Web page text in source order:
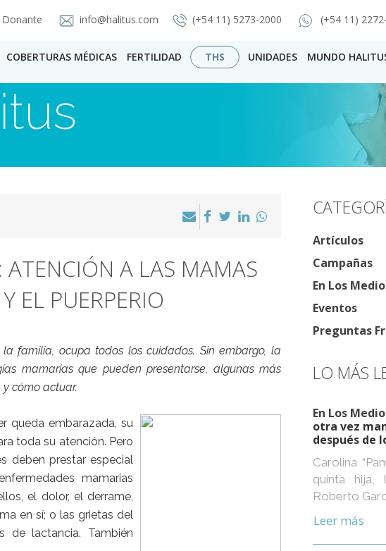
Donante info@halitus.com (+54 11) 5273-2000 (+54 11)
COBERTURAS MÉDICAS FERTILIDAD THS UNIDADES MUNDO
A LAS MAMAS
EL PUERPERIO
familia, ocupa todos los cuidados. Sin embargo, la
mamarias que pueden presentarse, algunas más
cómo actuar.
queda embarazada, su
toda su atención. Pero
deben prestar especial
mamarias
el dolor, el derrame,
en sí; o las grietas del
de lactancia. También
Artículos
Campañas
En Los
Eventos
Preguntas
LO MÁS
En Los
otra vez
después de
Carolina
quinta hija,
Roberto
Leer más